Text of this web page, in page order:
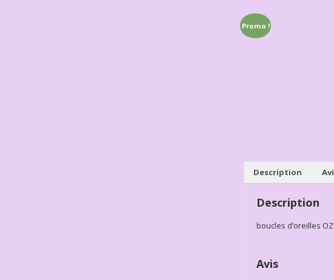
Promo !
Description
Description
boucles d’oreilles OZ
Avis